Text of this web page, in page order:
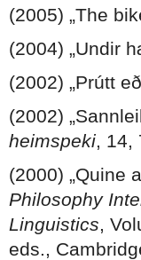
(2005) „The
(2004) „Undir
(2002) „Prútt
(2002)
heimspeki, 14,
(2000) „Quine
Philosophy
Linguistics,
eds.,